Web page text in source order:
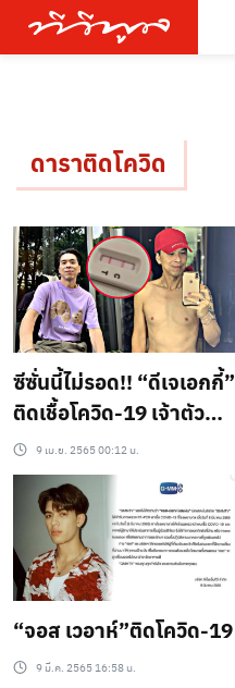
ดาราติดโควิด
ซีซั่นนี้ไม่รอด!! “ดีเจเอกกี้”
ติดเชื้อโควิด-19 เจ้าตัว
เตือน ขนาดระวังตัวมาก
ยังติด..?
9 เม.ย. 2565 00:12 น.
“จอส เวอาห์”ติดโควิด-19
9 มี.ค. 2565 16:58 น.